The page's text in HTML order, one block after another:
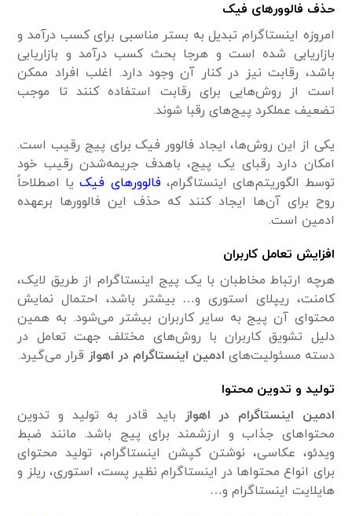
حذف فالوورهای فیک
امروزه اینستاگرام تبدیل به بستر مناسبی برای کسب درآمد و
بازاریابی شده است و هرجا بحث کسب درآمد و بازاریابی
باشد، رقابت نیز در کنار آن وجود دارد. اغلب افراد ممکن
است از روش‌هایی برای رقابت استفاده کنند تا موجب
تضعیف عملکرد پیج‌های رقبا شوند.
یکی از این روش‌ها، ایجاد فالوور فیک برای پیج رقیب است.
امکان دارد رقبای یک پیج، باهدف جریمه‌شدن رقیب خود
توسط الگوریتم‌های اینستاگرام، فالوورهای فیکیا اصطلاحاً
روح برای آن‌ها ایجاد کنند که حذف این فالوورها برعهده
ادمین است.
افزایش تعامل کاربران
هرچه ارتباط مخاطبان با یک پیج اینستاگرام از طریق لایک،
کامنت، ریپلای استوری و… بیشتر باشد، احتمال نمایش
محتوای آن پیج به سایر کاربران بیشتر می‌شود. به همین
دلیل تشویق کاربران با روش‌های مختلف جهت تعامل در
دسته مسئولیت‌های ادمین اینستاگرام در اهواز قرار می‌گیرد.
تولید و تدوین محتوا
ادمین اینستاگرام در اهواز
باید قادر به تولید و تدوین
محتواهای جذاب و ارزشمند برای پیج باشد. مانند ضبط
ویدئو، عکاسی، نوشتن کپشن اینستاگرام، تولید محتوای
برای انواع محتواها در اینستاگرام نظیر پست، استوری، ریلز و
هایلایت اینستاگرام و…